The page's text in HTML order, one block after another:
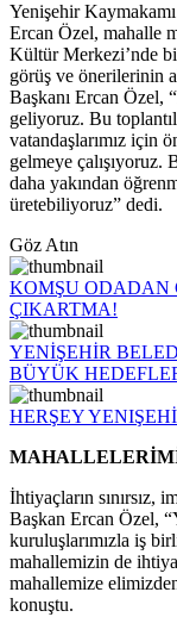
Yenişehir
Ercan Özel, mahalle
Kültür Merkezi’nde
görüş ve önerilerinin
Başkanı Ercan Özel,
geliyoruz. Bu
vatandaşlarımız için
gelmeye çalışıyoruz.
daha yakından
üretebiliyoruz” dedi.
Göz Atın
KOMŞU ODADAN
ÇIKARTMA!
YENİŞEHİR
BÜYÜK
HERŞEY
İhtiyaçların sınırsız,
Başkan Ercan Özel,
kuruluşlarımızla iş
mahallemizin de
mahallemize
konuştu.